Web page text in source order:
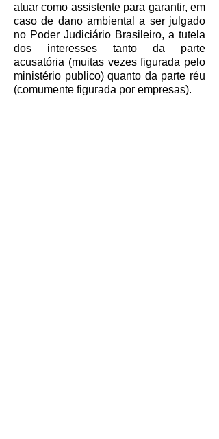
atuar como assistente para garantir, em
caso de dano ambiental a ser julgado
no Poder Judiciário Brasileiro, a tutela
dos interesses tanto da parte
acusatória (muitas vezes figurada pelo
ministério publico) quanto da parte réu
(comumente figurada por empresas).